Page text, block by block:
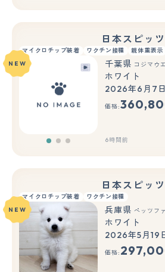
日本スピッツ
マイクロチップ装着 ワクチン接種 親体重表示
NEW 千葉県 コジマウ
ホワイト
2026年6月7日
価格:
6時間前
日本スピッツ
マイクロチップ装着 ワクチン接種
NEW 兵庫県 ペッツフ
ホワイト
2026年5月19
価格: